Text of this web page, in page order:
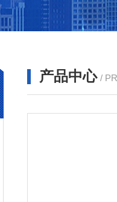
产品中心 /